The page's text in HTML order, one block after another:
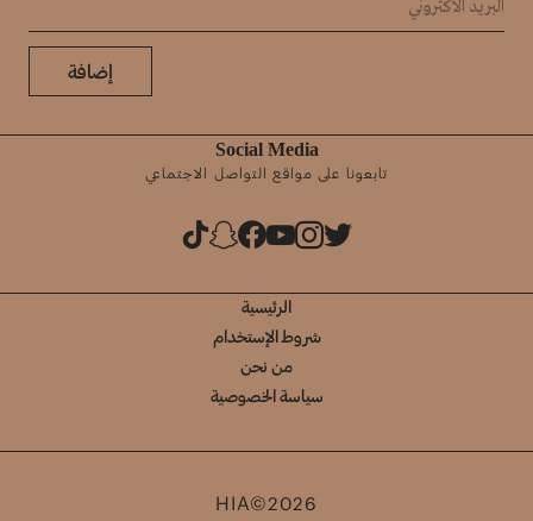
إضافة
Social Media
تابعونا على مواقع التواصل الاجتماعي
الرئيسية
شروط الإستخدام
من نحن
سياسة الخصوصية
HIA©2026